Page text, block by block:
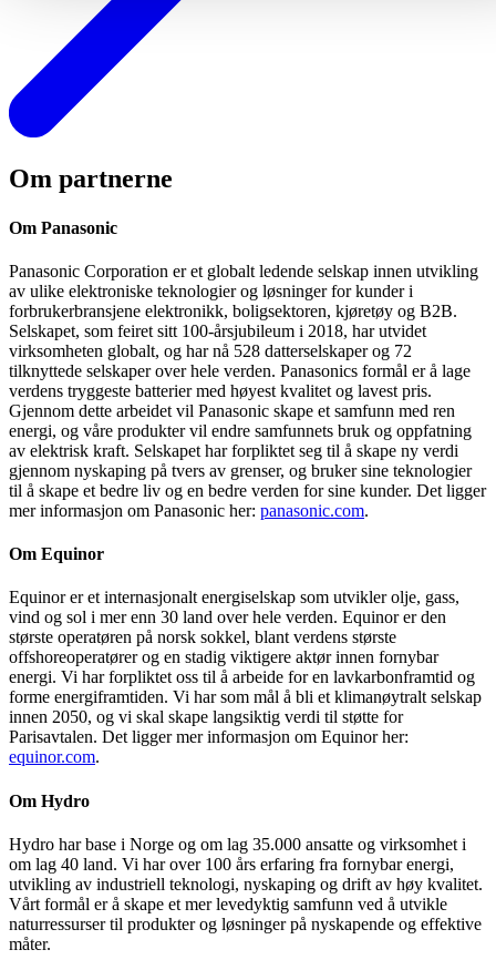
Om partnerne
Om Panasonic
Panasonic Corporation er et globalt ledende selskap innen utvikling
av ulike elektroniske teknologier og løsninger for kunder i
forbrukerbransjene elektronikk, boligsektoren, kjøretøy og B2B.
Selskapet, som feiret sitt 100-årsjubileum i 2018, har utvidet
virksomheten globalt, og har nå 528 datterselskaper og 72
tilknyttede selskaper over hele verden. Panasonics formål er å lage
verdens tryggeste batterier med høyest kvalitet og lavest pris.
Gjennom dette arbeidet vil Panasonic skape et samfunn med ren
energi, og våre produkter vil endre samfunnets bruk og oppfatning
av elektrisk kraft. Selskapet har forpliktet seg til å skape ny verdi
gjennom nyskaping på tvers av grenser, og bruker sine teknologier
til å skape et bedre liv og en bedre verden for sine kunder. Det ligger
mer informasjon om Panasonic her: panasonic.com.
Om Equinor
Equinor er et internasjonalt energiselskap som utvikler olje, gass,
vind og sol i mer enn 30 land over hele verden. Equinor er den
største operatøren på norsk sokkel, blant verdens største
offshoreoperatører og en stadig viktigere aktør innen fornybar
energi. Vi har forpliktet oss til å arbeide for en lavkarbonframtid og
forme energiframtiden. Vi har som mål å bli et klimanøytralt selskap
innen 2050, og vi skal skape langsiktig verdi til støtte for
Parisavtalen. Det ligger mer informasjon om Equinor her:
equinor.com.
Om Hydro
Hydro har base i Norge og om lag 35.000 ansatte og virksomhet i
om lag 40 land. Vi har over 100 års erfaring fra fornybar energi,
utvikling av industriell teknologi, nyskaping og drift av høy kvalitet.
Vårt formål er å skape et mer levedyktig samfunn ved å utvikle
naturressurser til produkter og løsninger på nyskapende og effektive
måter.